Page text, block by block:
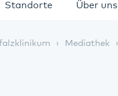
Standorte Über uns
Mediathek